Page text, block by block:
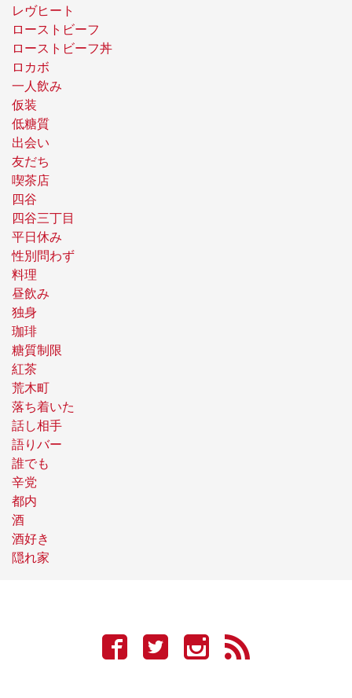
レヴヒート
ローストビーフ
ローストビーフ丼
ロカボ
一人飲み
仮装
低糖質
出会い
友だち
喫茶店
四谷
四谷三丁目
平日休み
性別問わず
料理
昼飲み
独身
珈琲
糖質制限
紅茶
荒木町
落ち着いた
話し相手
語りバー
誰でも
辛党
都内
酒
酒好き
隠れ家